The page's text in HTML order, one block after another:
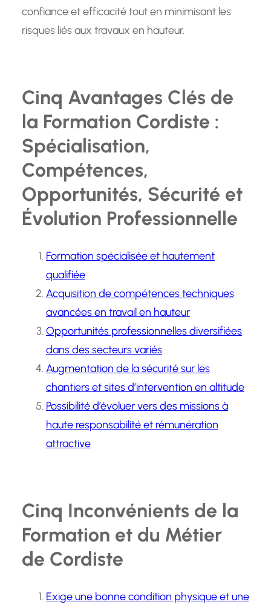
confiance et efficacité tout en minimisant les
risques liés aux travaux en hauteur.
Cinq Avantages Clés de
la Formation Cordiste :
Spécialisation,
Compétences,
Opportunités, Sécurité et
Évolution Professionnelle
Formation spécialisée et hautement
qualifiée
Acquisition de compétences techniques
avancées en travail en hauteur
Opportunités professionnelles diversifiées
dans des secteurs variés
Augmentation de la sécurité sur les
chantiers et sites d’intervention en altitude
Possibilité d’évoluer vers des missions à
haute responsabilité et rémunération
attractive
Cinq Inconvénients de la
Formation et du Métier
de Cordiste
Exige une bonne condition physique et une